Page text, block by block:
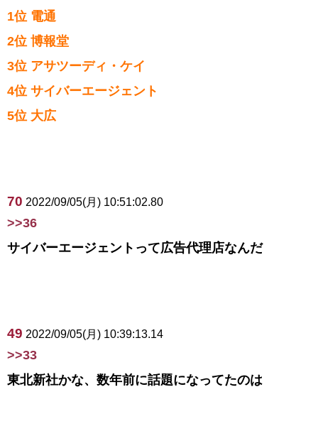
1位 電通
2位 博報堂
3位 アサツーディ・ケイ
4位 サイバーエージェント
5位 大広
70 2022/09/05(月) 10:51:02.80
>>36
サイバーエージェントって広告代理店なんだ
49 2022/09/05(月) 10:39:13.14
>>33
東北新社かな、数年前に話題になってたのは